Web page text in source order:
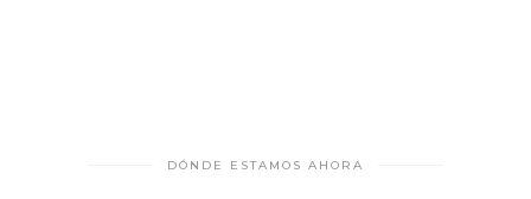
DÓNDE ESTAMOS AHORA